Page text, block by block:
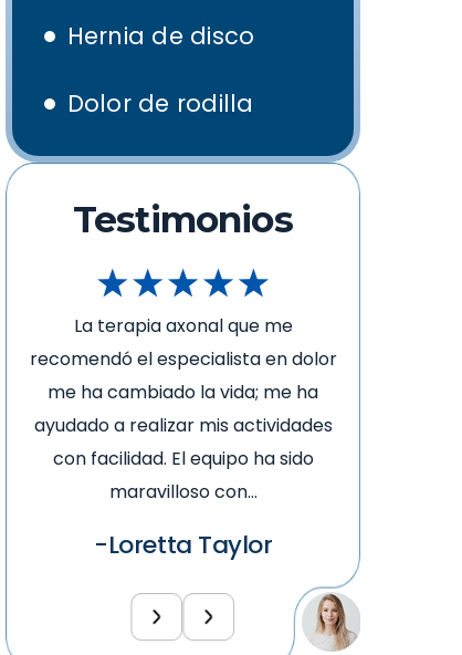
Hernia de disco
Dolor de rodilla
Testimonios
La terapia axonal que me
recomendó el especialista en dolor
me ha cambiado la vida; me ha
ayudado a realizar mis actividades
con facilidad. El equipo ha sido
maravilloso con…
-Loretta Taylor